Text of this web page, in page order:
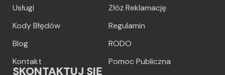
Usługi
Kody Błędów
Blog
Kontakt
Złóż Reklamację
Regulamin
RODO
Pomoc Publiczna
SKONTAKTUJ SIĘ